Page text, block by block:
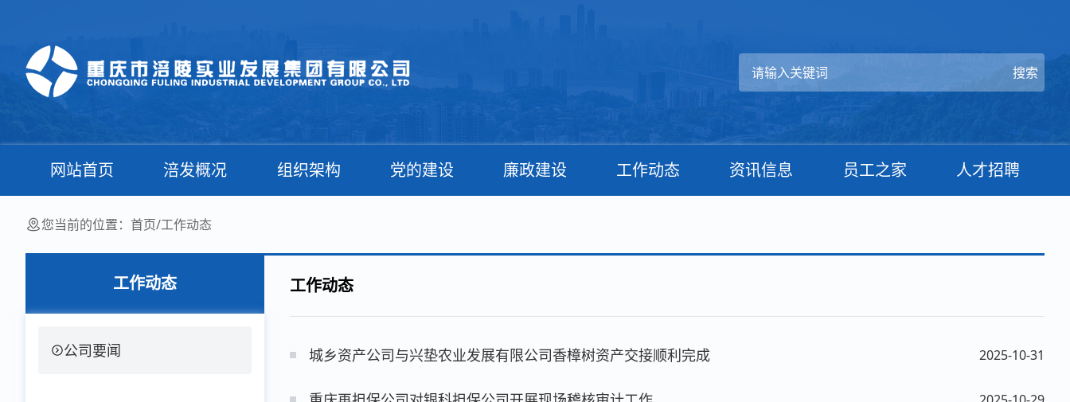
网站首页 涪发概况 组织架构 党的建设 廉政建设 工作动态 资讯信息 员工之家 人才招聘
您当前的位置： 首页/工作动态
工作动态
公司要闻
工作动态
城乡资产公司与兴垫农业发展有限公司香樟树资产交接顺利完成 2025-10-31